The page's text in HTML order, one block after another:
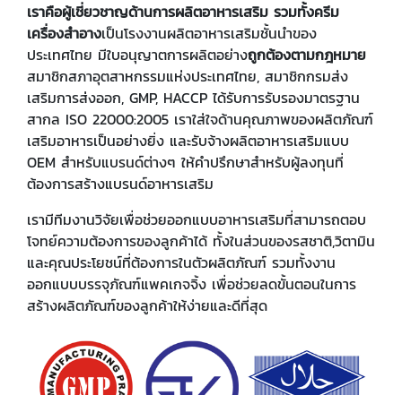
เราคือผู้เชี่ยวชาญด้านการผลิตอาหารเสริม รวมทั้งครีม
เครื่องสำอางเป็นโรงงานผลิตอาหารเสริมชั้นนำของ
ประเทศไทย มีใบอนุญาตการผลิตอย่างถูกต้องตามกฎหมาย
สมาชิกสภาอุตสาหกรรมแห่งประเทศไทย, สมาชิกกรมส่ง
เสริมการส่งออก, GMP, HACCP ได้รับการรับรองมาตรฐาน
สากล ISO 22000:2005 เราใส่ใจด้านคุณภาพของผลิตภัณฑ์
เสริมอาหารเป็นอย่างยิ่ง และรับจ้างผลิตอาหารเสริมแบบ
OEM สำหรับแบรนด์ต่างๆ ให้คำปรึกษาสำหรับผู้ลงทุนที่
ต้องการสร้างแบรนด์อาหารเสริม
เรามีทีมงานวิจัยเพื่อช่วยออกแบบอาหารเสริมที่สามารถตอบ
โจทย์ความต้องการของลูกค้าได้ ทั้งในส่วนของรสชาติ,วิตามิน
และคุณประโยชน์ที่ต้องการในตัวผลิตภัณฑ์ รวมทั้งงาน
ออกแบบบรรจุภัณฑ์แพคเกจจิ้ง เพื่อช่วยลดขั้นตอนในการ
สร้างผลิตภัณฑ์ของลูกค้าให้ง่ายและดีที่สุด